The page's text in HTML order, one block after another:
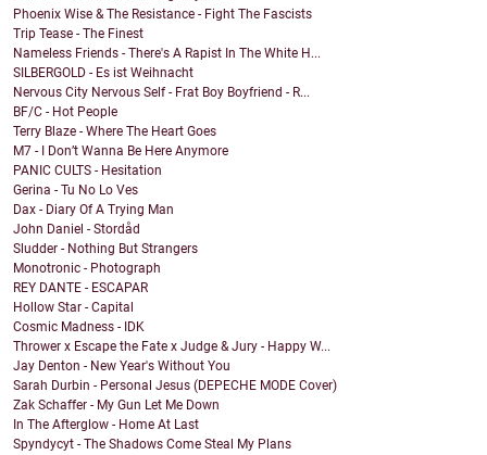
Phoenix Wise & The Resistance - Fight The Fascists
Trip Tease - The Finest
Nameless Friends - There's A Rapist In The White H...
SILBERGOLD - Es ist Weihnacht
Nervous City Nervous Self - Frat Boy Boyfriend - R...
BF/C - Hot People
Terry Blaze - Where The Heart Goes
M7 - I Don’t Wanna Be Here Anymore
PANIC CULTS - Hesitation
Gerina - Tu No Lo Ves
Dax - Diary Of A Trying Man
John Daniel - Stordåd
Sludder - Nothing But Strangers
Monotronic - Photograph
REY DANTE - ESCAPAR
Hollow Star - Capital
Cosmic Madness - IDK
Thrower x Escape the Fate x Judge & Jury - Happy W...
Jay Denton - New Year's Without You
Sarah Durbin - Personal Jesus (DEPECHE MODE Cover)
Zak Schaffer - My Gun Let Me Down
In The Afterglow - Home At Last
Spyndycyt - The Shadows Come Steal My Plans